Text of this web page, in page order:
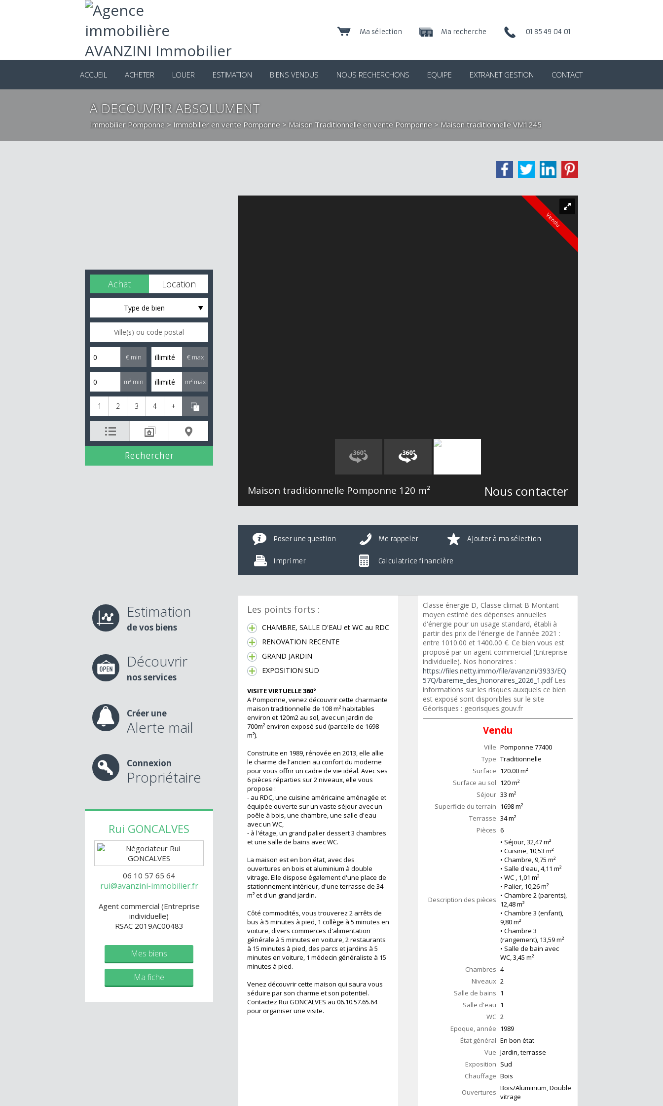
01 85 49 04 01
Ma recherche
Ma sélection
ACCUEIL ACHETER LOUER ESTIMATION BIENS VENDUS NOUS RECHERCHONS EQUIPE EXTRANET GESTION CONTACT
A DECOUVRIR ABSOLUMENT
Immobilier Pomponne > Immobilier en vente Pomponne > Maison Traditionnelle en vente Pomponne > Maison traditionnelle VM1245
Achat Location
Type de bien
€ min € max
m² min m² max
1 2 3 4 +
Estimation
de vos biens
Découvrir
nos services
Créer une
Alerte mail
Connexion
Propriétaire
Rui GONCALVES
06 10 57 65 64
rui@avanzini-immobilier.fr
Agent commercial (Entreprise
individuelle)
RSAC 2019AC00483
Mes biens
Ma fiche
Vendu
Maison traditionnelle Pomponne 120 m² Nous contacter
Poser une question Me rappeler Ajouter à ma sélection
Imprimer Calculatrice financière
Les points forts :
CHAMBRE, SALLE D'EAU et WC au RDC
RENOVATION RECENTE
GRAND JARDIN
EXPOSITION SUD
VISITE VIRTUELLE 360°
A Pomponne, venez découvrir cette charmante
maison traditionnelle de 108 m² habitables
environ et 120m2 au sol, avec un jardin de
700m² environ exposé sud (parcelle de 1698
m²).
Construite en 1989, rénovée en 2013, elle allie
le charme de l'ancien au confort du moderne
pour vous offrir un cadre de vie idéal. Avec ses
6 pièces réparties sur 2 niveaux, elle vous
propose :
- au RDC, une cuisine américaine aménagée et
équipée ouverte sur un vaste séjour avec un
poêle à bois, une chambre, une salle d'eau
avec un WC,
- à l'étage, un grand palier dessert 3 chambres
et une salle de bains avec WC.
La maison est en bon état, avec des
ouvertures en bois et aluminium à double
vitrage. Elle dispose également d'une place de
stationnement intérieur, d'une terrasse de 34
m² et d'un grand jardin.
Côté commodités, vous trouverez 2 arrêts de
bus à 5 minutes à pied, 1 collège à 5 minutes en
voiture, divers commerces d'alimentation
générale à 5 minutes en voiture, 2 restaurants
à 15 minutes à pied, des parcs et jardins à 5
minutes en voiture, 1 médecin généraliste à 15
minutes à pied.
Venez découvrir cette maison qui saura vous
séduire par son charme et son potentiel.
Contactez Rui GONCALVES au 06.10.57.65.64
pour organiser une visite.
Classe énergie D, Classe climat B Montant
moyen estimé des dépenses annuelles
d'énergie pour un usage standard, établi à
partir des prix de l'énergie de l'année 2021 :
entre 1010.00 et 1400.00 €. Ce bien vous est
proposé par un agent commercial (Entreprise
individuelle). Nos honoraires :
https://files.netty.immo/file/avanzini/3933/EQ
57Q/bareme_des_honoraires_2026_1.pdfLes
informations sur les risques auxquels ce bien
est exposé sont disponibles sur le site
Géorisques : georisques.gouv.fr
Vendu
Ville Pomponne 77400
Type Traditionnelle
Surface 120.00m²
Surface au sol 120m²
Séjour 33 m²
Superficie du terrain 1698 m²
Terrasse 34m²
Pièces 6
Description des pièces
• Séjour, 32,47 m²
• Cuisine, 10,53 m²
• Chambre, 9,75 m²
• Salle d'eau, 4,11 m²
• WC , 1,01 m²
• Palier, 10,26 m²
• Chambre 2 (parents),
12,48 m²
• Chambre 3 (enfant),
9,80 m²
• Chambre 3
(rangement), 13,59 m²
• Salle de bain avec
WC, 3,45 m²
Chambres 4
Niveaux 2
Salle de bains 1
Salle d'eau 1
WC 2
Epoque, année 1989
État général En bon état
Vue Jardin, terrasse
Exposition Sud
Chauffage Bois
Ouvertures Bois/Aluminium, Double
vitrage